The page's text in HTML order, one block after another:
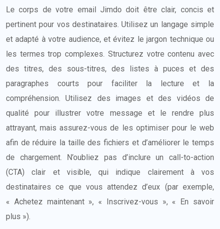
Le corps de votre email Jimdo doit être clair, concis et
pertinent pour vos destinataires. Utilisez un langage simple
et adapté à votre audience, et évitez le jargon technique ou
les termes trop complexes. Structurez votre contenu avec
des titres, des sous-titres, des listes à puces et des
paragraphes courts pour faciliter la lecture et la
compréhension. Utilisez des images et des vidéos de
qualité pour illustrer votre message et le rendre plus
attrayant, mais assurez-vous de les optimiser pour le web
afin de réduire la taille des fichiers et d’améliorer le temps
de chargement. N’oubliez pas d’inclure un call-to-action
(CTA) clair et visible, qui indique clairement à vos
destinataires ce que vous attendez d’eux (par exemple,
« Achetez maintenant », « Inscrivez-vous », « En savoir
plus »).